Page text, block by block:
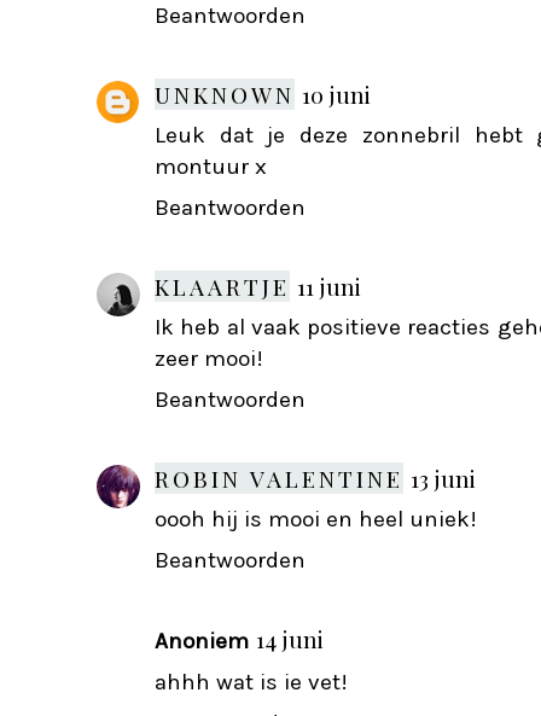
Beantwoorden
UNKNOWN 10 juni
Leuk dat je deze zonnebril
montuur x
Beantwoorden
KLAARTJE 11 juni
Ik heb al vaak positieve reacties
zeer mooi!
Beantwoorden
ROBIN VALENTINE 13 juni
oooh hij is mooi en heel uniek!
Beantwoorden
Anoniem 14 juni
ahhh wat is ie vet!